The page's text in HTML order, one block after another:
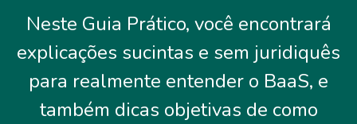
Neste Guia Prático, você encontrará
explicações sucintas e sem juridiquês
para realmente entender o BaaS, e
também dicas objetivas de como